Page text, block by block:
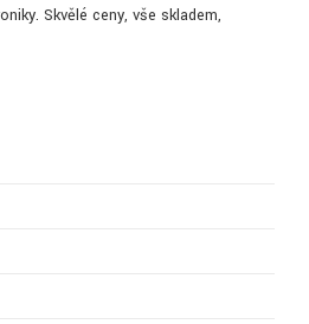
Skvělé ceny, vše skladem,